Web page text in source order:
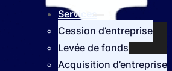
Services
Cession d’entreprise
Levée de fonds
Acquisition d’entreprise